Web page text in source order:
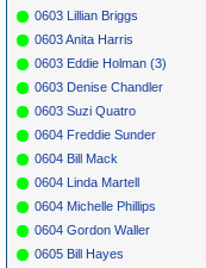
0603 Lillian Briggs
0603 Anita Harris
0603 Eddie Holman (3)
0603 Denise Chandler
0603 Suzi Quatro
0604 Freddie Sunder
0604 Bill Mack
0604 Linda Martell
0604 Michelle Phillips
0604 Gordon Waller
0605 Bill Hayes